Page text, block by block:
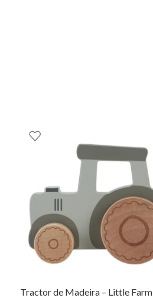
Tractor de Madeira – Little Farm